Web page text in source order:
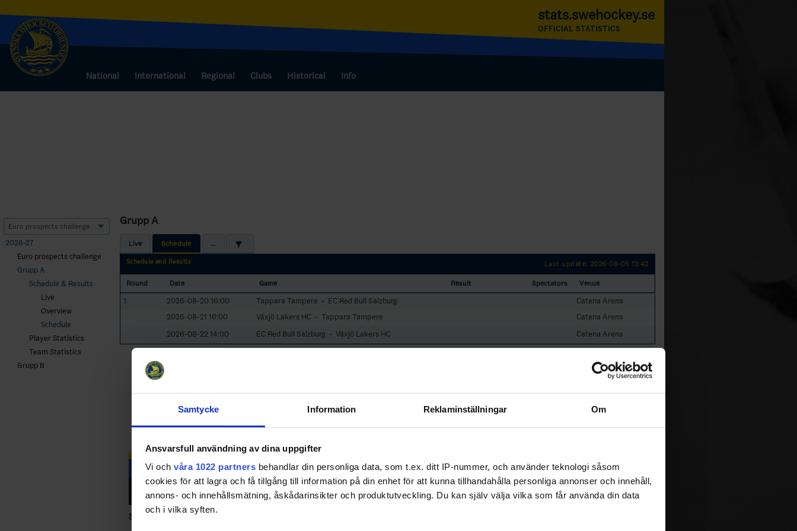
Samtycke Information Reklaminställningar Om
Ansvarsfull användning av dina uppgifter
Vi och våra 1022 partners behandlar din personliga data, som t.ex. ditt IP-nummer, och använder teknologi såsom
cookies för att lagra och få tillgång till information på din enhet för att kunna tillhandahålla personliga annonser och innehåll,
annons- och innehållsmätning, åskådarinsikter och produktutveckling. Du kan själv välja vilka som får använda din data
och i vilka syften.
National International Regional Clubs Historical Info
stats.swehockey.se
OFFICIAL STATISTICS
2026-27
Euro prospects challenge
Grupp A
Schedule & Results
Live
Overview
Schedule
Player Statistics
Team Statistics
Grupp B
Grupp A
Live Schedule ...
Schedule and Results Last update: 2026-08-05 13:42
Round Date Game Result Spectators Venue
1 2026-08-20 16:00 Tappara Tampere - EC Red Bull Salzburg
Catena Arena
2026-08-21 16:00
Växjö Lakers HC - Tappara Tampere
Catena Arena
2026-08-22 14:00
EC Red Bull Salzburg - Växjö Lakers HC Catena Arena
Swehockey – Svenska Ishockeyförbundets officiella app